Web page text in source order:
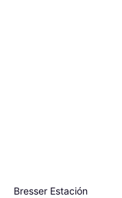
Bresser Estación